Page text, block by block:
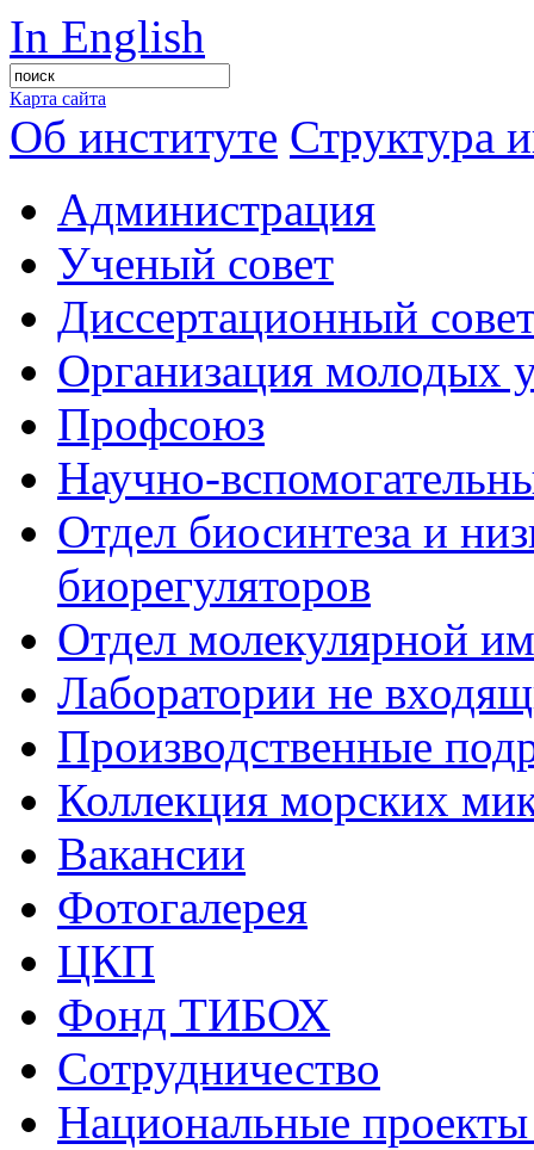
In English
Карта сайта
Об институте Структура
Администрация
Ученый совет
Диссертационный
Организация молодых
Профсоюз
Научно-
Отдел биосинтеза и
биорегуляторов
Отдел молекулярной
Лаборатории не
Производственные
Коллекция морских
Вакансии
Фотогалерея
ЦКП
Фонд ТИБОХ
Сотрудничество
Национальные